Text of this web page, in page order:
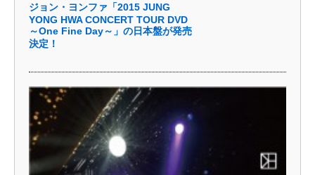
ジョン・ヨンファ「2015 JUNG
YONG HWA CONCERT TOUR DVD
～One Fine Day～」の日本盤が発売
決定！